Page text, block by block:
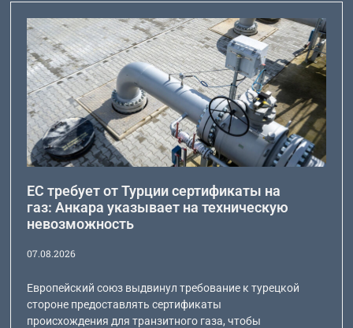
ЕС требует от Турции сертификаты на
газ: Анкара указывает на техническую
невозможность
07.08.2026
Европейский союз выдвинул требование к турецкой
стороне предоставлять сертификаты
происхождения для транзитного газа, чтобы